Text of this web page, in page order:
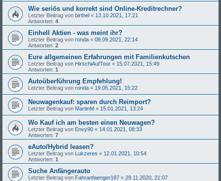
Wie seriös und korrekt sind Online-Kreditrechner?
Letzter Beitrag von birthel « 13.10.2021, 17:21
Antworten: 4
Einhell Aktien - was meint ihr?
Letzter Beitrag von ronda « 08.09.2021, 22:14
Antworten: 2
Eure allgemeinen Erfahrungen mit Familienkutschen
Letzter Beitrag von HirschiAufTour « 15.07.2021, 15:49
Antworten: 1
Autoüberführung Empfehlung!
Letzter Beitrag von ronda « 19.05.2021, 15:22
Neuwagenkauf: sparen durch Reimport?
Letzter Beitrag von MartinM « 15.01.2021, 13:24
Wo Kauf ich am besten einen Neuwagen?
Letzter Beitrag von Envy90 « 14.01.2021, 08:33
Antworten: 7
eAuto/Hybrid leasen?
Letzter Beitrag von Lukzeres « 12.01.2021, 10:54
Antworten: 1
Suche Anfängerauto
Letzter Beitrag von Fahranfaenger187 « 29.11.2020, 21:07